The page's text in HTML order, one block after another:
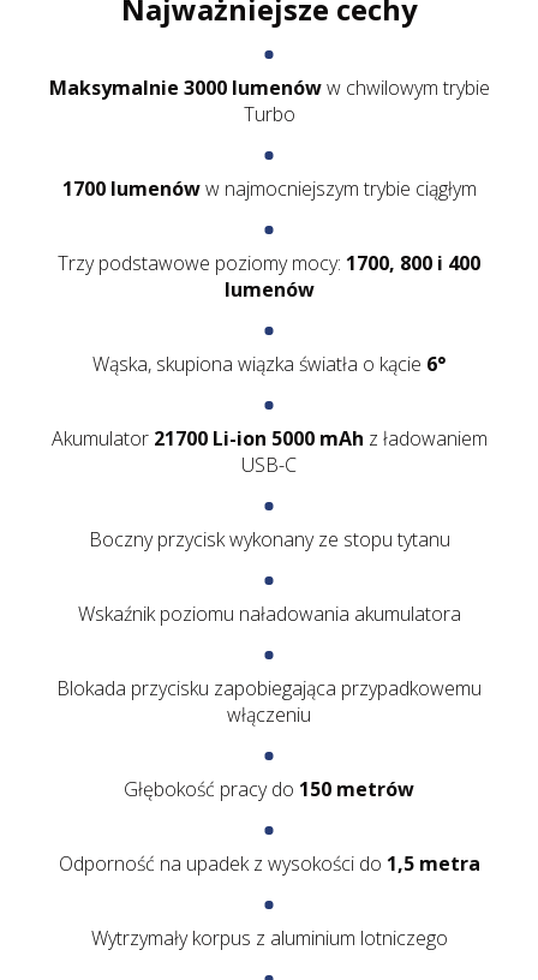
Najważniejsze cechy
Maksymalnie 3000 lumenóww chwilowym trybie
Turbo
1700 lumenóww najmocniejszym trybie ciągłym
Trzy podstawowe poziomy mocy: 1700, 800 i 400
lumenów
Wąska, skupiona wiązka światła o kącie 6°
Akumulator 21700 Li-ion 5000 mAh z ładowaniem
USB-C
Boczny przycisk wykonany ze stopu tytanu
Wskaźnik poziomu naładowania akumulatora
Blokada przycisku zapobiegająca przypadkowemu
włączeniu
Głębokość pracy do 150 metrów
Odporność na upadek z wysokości do 1,5 metra
Wytrzymały korpus z aluminium lotniczego